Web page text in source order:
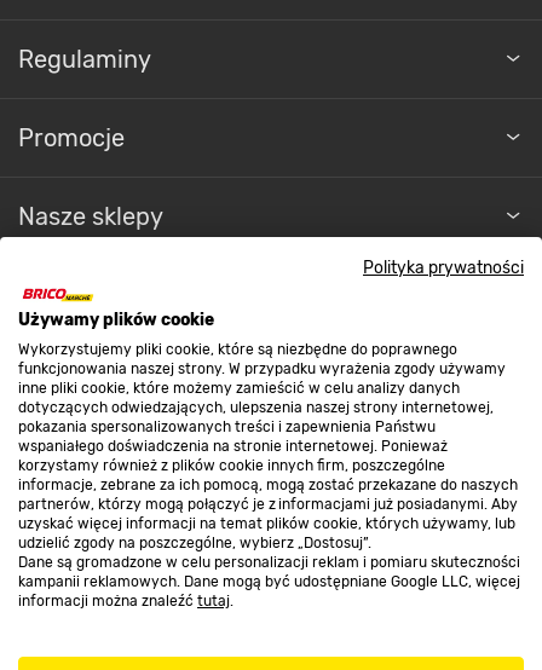
Polityka prywatności
Używamy plików cookie
Wykorzystujemy pliki cookie, które są niezbędne do poprawnego
funkcjonowania naszej strony. W przypadku wyrażenia zgody używamy
inne pliki cookie, które możemy zamieścić w celu analizy danych
dotyczących odwiedzających, ulepszenia naszej strony internetowej,
pokazania spersonalizowanych treści i zapewnienia Państwu
wspaniałego doświadczenia na stronie internetowej. Ponieważ
korzystamy również z plików cookie innych firm, poszczególne
informacje, zebrane za ich pomocą, mogą zostać przekazane do naszych
partnerów, którzy mogą połączyć je z informacjami już posiadanymi. Aby
uzyskać więcej informacji na temat plików cookie, których używamy, lub
udzielić zgody na poszczególne, wybierz „Dostosuj”.
Dane są gromadzone w celu personalizacji reklam i pomiaru skuteczności
kampanii reklamowych. Dane mogą być udostępniane Google LLC, więcej
informacji można znaleźć tutaj.
Regulaminy
Promocje
Nasze sklepy
O nas
Kontakt do sklepu
Strefa biznesu
Dołącz do nas